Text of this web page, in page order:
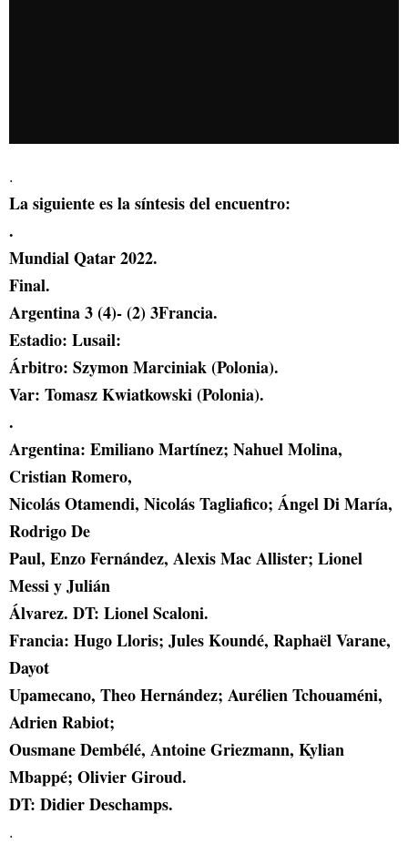
.
La siguiente es la síntesis del encuentro:
.
Mundial Qatar 2022.
Final.
Argentina 3 (4)- (2) 3Francia.
Estadio: Lusail:
Árbitro: Szymon Marciniak (Polonia).
Var: Tomasz Kwiatkowski (Polonia).
.
Argentina: Emiliano Martínez; Nahuel Molina,
Cristian Romero,
Nicolás Otamendi, Nicolás Tagliafico; Ángel Di María,
Rodrigo De
Paul, Enzo Fernández, Alexis Mac Allister; Lionel
Messi y Julián
Álvarez. DT: Lionel Scaloni.
Francia: Hugo Lloris; Jules Koundé, Raphaël Varane,
Dayot
Upamecano, Theo Hernández; Aurélien Tchouaméni,
Adrien Rabiot;
Ousmane Dembélé, Antoine Griezmann, Kylian
Mbappé; Olivier Giroud.
DT: Didier Deschamps.
.